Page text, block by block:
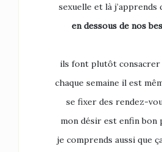
sexuelle et là j’apprends
en dessous de nos
ils font plutôt consacrer
chaque semaine il est
se fixer des rendez-
mon désir est enfin bon
je comprends aussi que